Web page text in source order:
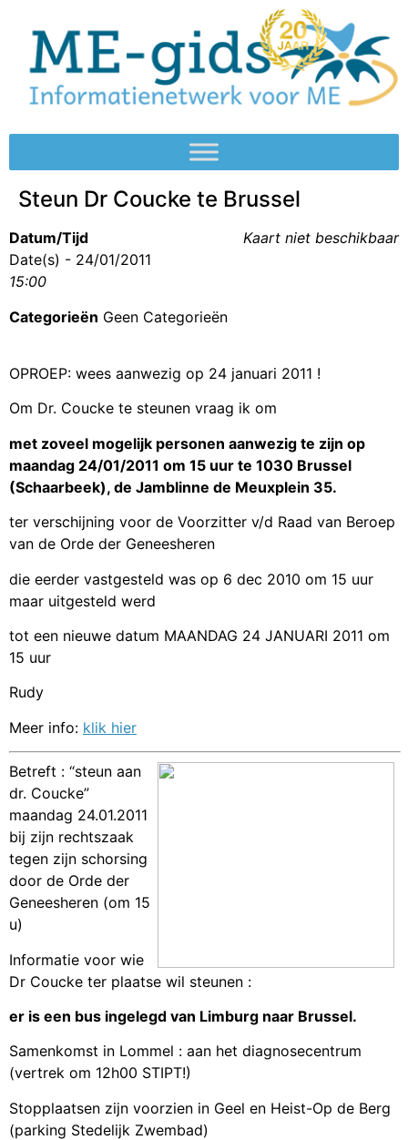
Steun Dr Coucke te Brussel
Kaart niet beschikbaar
Datum/Tijd
Date(s) - 24/01/2011
15:00
Categorieën Geen Categorieën
OPROEP: wees aanwezig op 24 januari 2011 !
Om Dr. Coucke te steunen vraag ik om
met zoveel mogelijk personen aanwezig te zijn op
maandag 24/01/2011 om 15 uur te 1030 Brussel
(Schaarbeek), de Jamblinne de Meuxplein 35.
ter verschijning voor de Voorzitter v/d Raad van Beroep
van de Orde der Geneesheren
die eerder vastgesteld was op 6 dec 2010 om 15 uur
maar uitgesteld werd
tot een nieuwe datum MAANDAG 24 JANUARI 2011 om
15 uur
Rudy
Meer info: klik hier
Betreft : “steun aan
dr. Coucke”
maandag 24.01.2011
bij zijn rechtszaak
tegen zijn schorsing
door de Orde der
Geneesheren (om 15
u)
Informatie voor wie
Dr Coucke ter plaatse wil steunen :
er is een bus ingelegd van Limburg naar Brussel.
Samenkomst in Lommel : aan het diagnosecentrum
(vertrek om 12h00 STIPT!)
Stopplaatsen zijn voorzien in Geel en Heist-Op de Berg
(parking Stedelijk Zwembad)